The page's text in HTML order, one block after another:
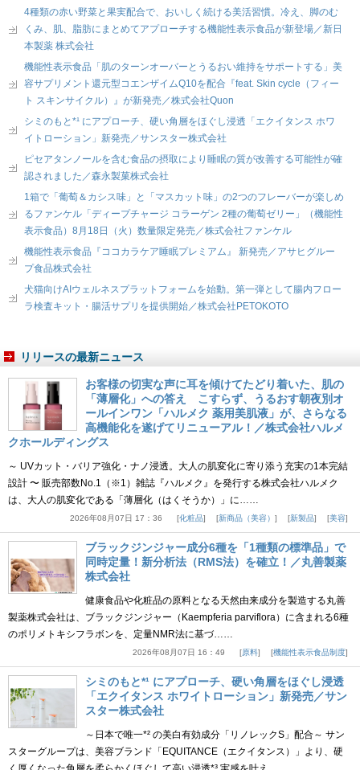
4種類の赤い野菜と果実配合で、おいしく続ける美活習慣。冷え、脚のむ
くみ、肌、脂肪にまとめてアプローチする機能性表示食品が新登場／新日
本製薬 株式会社
機能性表示食品「肌のターンオーバーとうるおい維持をサポートする」美
容サプリメント還元型コエンザイムQ10を配合『feat. Skin cycle（フィー
ト スキンサイクル）』が新発売／株式会社Quon
シミのもと*¹ にアプローチ、硬い角層をほぐし浸透「エクイタンス ホワ
イトローション」新発売／サンスター株式会社
ピセアタンノールを含む食品の摂取により睡眠の質が改善する可能性が確
認されました／森永製菓株式会社
1箱で「葡萄＆カシス味」と「マスカット味」の2つのフレーバーが楽しめ
るファンケル「ディープチャージ コラーゲン 2種の葡萄ゼリー」（機能性
表示食品）8月18日（火）数量限定発売／株式会社ファンケル
機能性表示食品『ココカラケア睡眠プレミアム』 新発売／アサヒグルー
プ食品株式会社
犬猫向けAIウェルネスプラットフォームを始動。第一弾として腸内フロー
ラ検査キット・腸活サプリを提供開始／株式会社PETOKOTO
リリースの最新ニュース
お客様の切実な声に耳を傾けてたどり着いた、肌の
「薄層化」への答え こすらず、うるおす朝夜別オ
ールインワン「ハルメク 薬用美肌液」が、さらなる
高機能化を遂げてリニューアル！／株式会社ハルメ
クホールディングス
～ UVカット・バリア強化・ナノ浸透。大人の肌変化に寄り添う充実の1本完結
設計 〜 販売部数No.1（※1）雑誌『ハルメク』を発行する株式会社ハルメク
は、大人の肌変化である「薄層化（はくそうか）」に……
2026年08月07日 17：36 化粧品 新商品（美容） 新製品 美容
ブラックジンジャー成分6種を「1種類の標準品」で
同時定量！新分析法（RMS法）を確立！／丸善製薬
株式会社
健康食品や化粧品の原料となる天然由来成分を製造する丸善
製薬株式会社は、ブラックジンジャー（Kaempferia parviflora）に含まれる6種
のポリメトキシフラボンを、定量NMR法に基づ……
2026年08月07日 16：49 原料 機能性表示食品制度
シミのもと*¹ にアプローチ、硬い角層をほぐし浸透
「エクイタンス ホワイトローション」新発売／サン
スター株式会社
～日本で唯一*² の美白有効成分「リノレックS」配合～ サン
スターグループは、美容ブランド「EQUITANCE（エクイタンス）」より、硬